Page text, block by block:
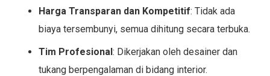
Harga Transparan dan Kompetitif: Tidak ada
biaya tersembunyi, semua dihitung secara terbuka.
Tim Profesional: Dikerjakan oleh desainer dan
tukang berpengalaman di bidang interior.